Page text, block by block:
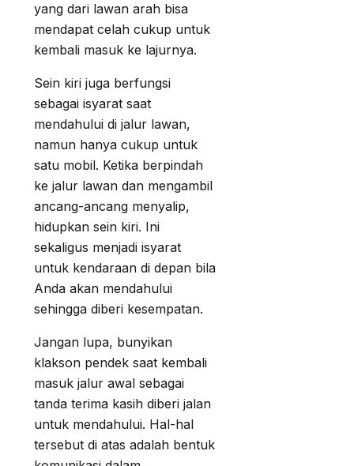
yang dari lawan arah bisa
mendapat celah cukup untuk
kembali masuk ke lajurnya.
Sein kiri juga berfungsi
sebagai isyarat saat
mendahului di jalur lawan,
namun hanya cukup untuk
satu mobil. Ketika berpindah
ke jalur lawan dan mengambil
ancang-ancang menyalip,
hidupkan sein kiri. Ini
sekaligus menjadi isyarat
untuk kendaraan di depan bila
Anda akan mendahului
sehingga diberi kesempatan.
Jangan lupa, bunyikan
klakson pendek saat kembali
masuk jalur awal sebagai
tanda terima kasih diberi jalan
untuk mendahului. Hal-hal
tersebut di atas adalah bentuk